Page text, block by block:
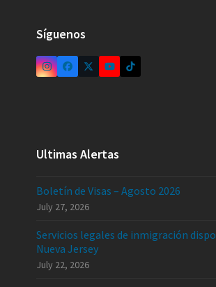
Síguenos
Ultimas Alertas
Boletín de Visas – Agosto 2026
July 27, 2026
Servicios legales de inmigración
Nueva Jersey
July 22, 2026